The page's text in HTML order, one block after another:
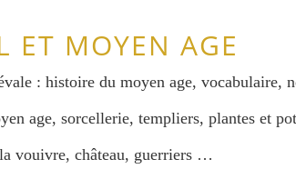
ET MOYEN AGE
: histoire du moyen age, vocabulaire,
age, sorcellerie, templiers, plantes et
vouivre, château, guerriers …